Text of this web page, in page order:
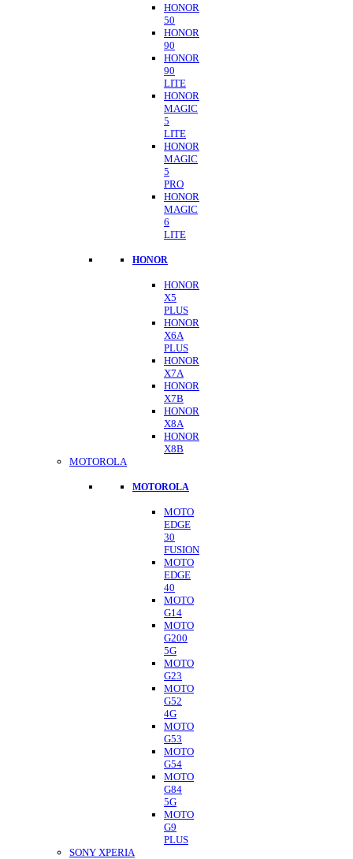
HONOR
50
HONOR
90
HONOR
90
LITE
HONOR
MAGIC
5
LITE
HONOR
MAGIC
5
PRO
HONOR
MAGIC
6
LITE
HONOR
HONOR
X5
PLUS
HONOR
X6A
PLUS
HONOR
X7A
HONOR
X7B
HONOR
X8A
HONOR
X8B
MOTOROLA
MOTOROLA
MOTO
EDGE
30
FUSION
MOTO
EDGE
40
MOTO
G14
MOTO
G200
5G
MOTO
G23
MOTO
G52
4G
MOTO
G53
MOTO
G54
MOTO
G84
5G
MOTO
G9
PLUS
SONY XPERIA